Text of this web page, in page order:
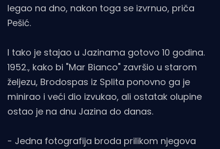
legao na dno, nakon toga se izvrnuo, priča
Pešić.
I tako je stajao u Jazinama gotovo 10 godina.
1952., kako bi "Mar Bianco" završio u starom
željezu, Brodospas iz Splita ponovno ga je
minirao i veći dio izvukao, ali ostatak olupine
ostao je na dnu Jazina do danas.
- Jedna fotografija broda prilikom njegova